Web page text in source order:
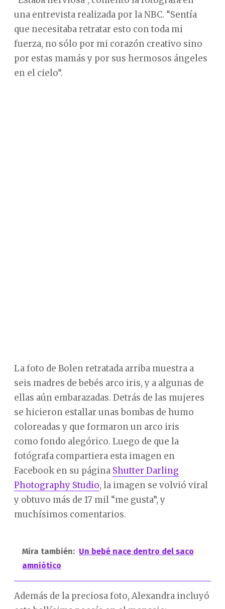
una entrevista realizada por la NBC. “Sentía
que necesitaba retratar esto con toda mi
fuerza, no sólo por mi corazón creativo sino
por estas mamás y por sus hermosos ángeles
en el cielo”.
La foto de Bolen retratada arriba muestra a
seis madres de bebés arco iris, y a algunas de
ellas aún embarazadas. Detrás de las mujeres
se hicieron estallar unas bombas de humo
coloreadas y que formaron un arco iris
como fondo alegórico. Luego de que la
fotógrafa compartiera esta imagen en
Facebook en su página Shutter Darling
Photography Studio, la imagen se volvió viral
y obtuvo más de 17 mil “me gusta”, y
muchísimos comentarios.
Mira también: Un bebé nace dentro del saco
amniótico
Además de la preciosa foto, Alexandra incluyó